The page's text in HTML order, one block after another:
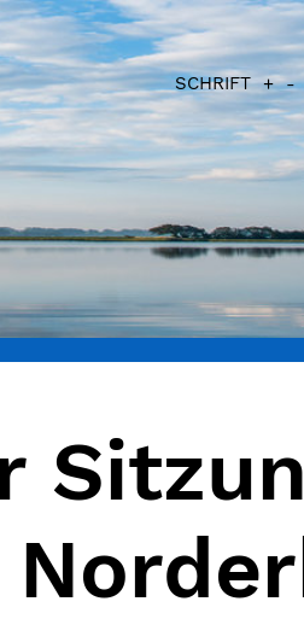
SCHRIFT+ -